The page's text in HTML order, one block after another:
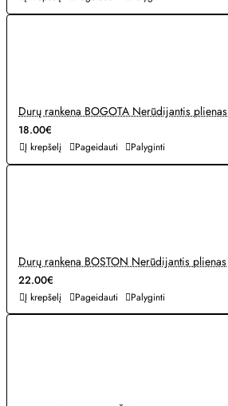
Durų rankena BOGOTA Nerūdijantis plienas
18.00€
Į krepšelį Pageidauti Palyginti
Durų rankena BOSTON Nerūdijantis plienas
22.00€
Į krepšelį Pageidauti Palyginti